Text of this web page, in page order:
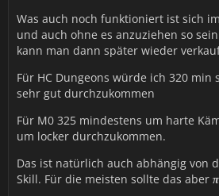
Was auch noch funktioniert ist sich
und auch ohne es anzuziehen so
kann man dann später wieder
Für HC Dungeons würde ich 320 min
sehr gut durchzukommen
Für M0 325 mindestens um harte
um locker durchzukommen.
Das ist natürlich auch abhängig von
Skill. Für die meisten sollte das aber π